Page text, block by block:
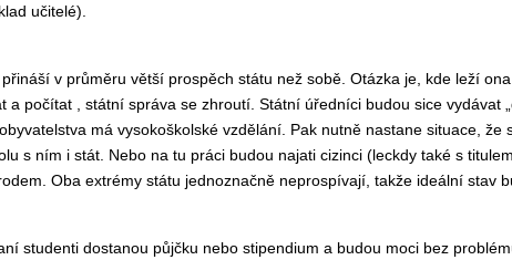
učitelé).
v průměru větší prospěch státu než sobě. Otázka je, kde leží
a počítat , státní správa se zhroutí. Státní úředníci budou sice
má vysokoškolské vzdělání. Pak nutně nastane situace,
s ním i stát. Nebo na tu práci budou najati cizinci (leckdy také s
Oba extrémy státu jednoznačně neprospívají, takže ideální stav
studenti dostanou půjčku nebo stipendium a budou moci bez